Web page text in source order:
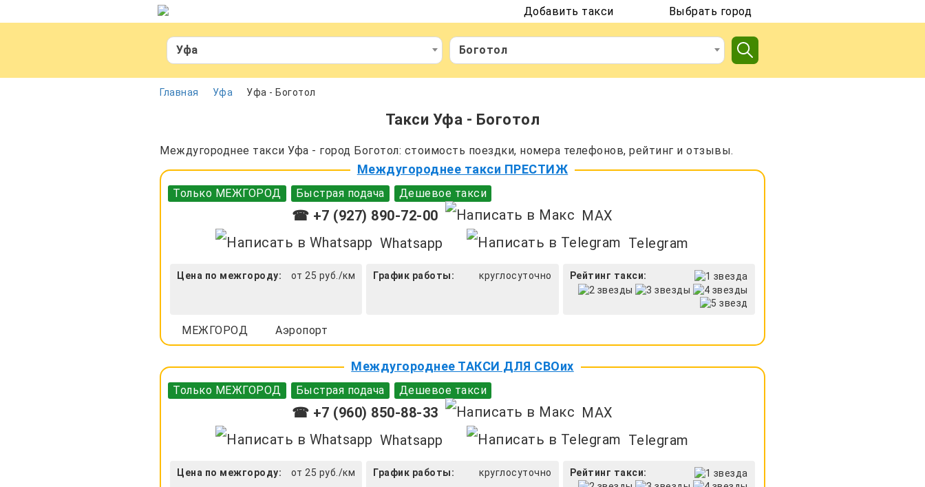
Добавить такси Выбрать город
Уфа Боготол
Главная Уфа Уфа - Боготол
Такси Уфа - Боготол
Междугороднее такси Уфа - город Боготол: стоимость поездки, номера телефонов, рейтинг и отзывы.
Междугороднее такси ПРЕСТИЖ
Только МЕЖГОРОД Быстрая подача Дешевое такси
☎ +7 (927) 890-72-00
MAX
Whatsapp
Telegram
Цена по межгороду: от 25 руб./км График работы: круглосуточно Рейтинг такси:
МЕЖГОРОД Аэропорт
Междугороднее ТАКСИ ДЛЯ СВОих
Только МЕЖГОРОД Быстрая подача Дешевое такси
☎ +7 (960) 850-88-33
MAX
Whatsapp
Telegram
Цена по межгороду: от 25 руб./км График работы: круглосуточно Рейтинг такси: